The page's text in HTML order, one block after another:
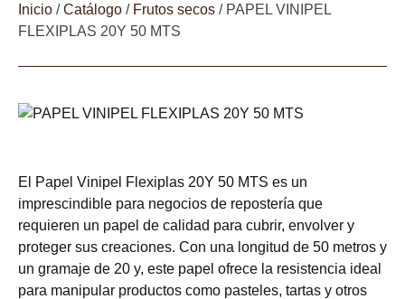
Inicio /Catálogo / Frutos secos / PAPEL VINIPEL
FLEXIPLAS 20Y 50 MTS
El Papel Vinipel Flexiplas 20Y 50 MTS es un
imprescindible para negocios de repostería que
requieren un papel de calidad para cubrir, envolver y
proteger sus creaciones. Con una longitud de 50 metros y
un gramaje de 20 y, este papel ofrece la resistencia ideal
para manipular productos como pasteles, tartas y otros